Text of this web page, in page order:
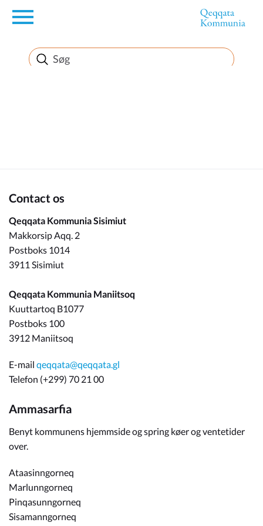
en
Borger
Kommuneplanen
Contact os
Qeqqata Kommunia Sisimiut
Makkorsip Aqq. 2
Postboks 1014
3911 Sisimiut
Qeqqata Kommunia Maniitsoq
Kuuttartoq B1077
Postboks 100
3912 Maniitsoq
E-mail qeqqata@qeqqata.gl
Telefon (+299) 70 21 00
Ammasarfia
Benyt kommunens hjemmside og spring køer og ventetider
over.
Ataasinngorneq
Marlunngorneq
Pinqasunngorneq
Sisamanngorneq